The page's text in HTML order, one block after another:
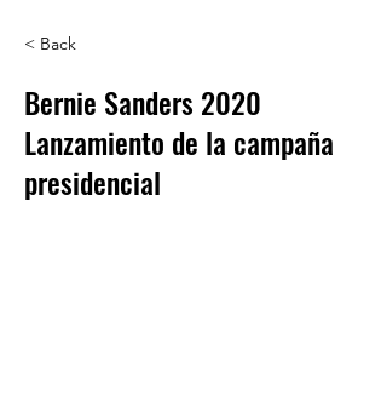
< Back
Bernie Sanders 2020
Lanzamiento de la campaña
presidencial